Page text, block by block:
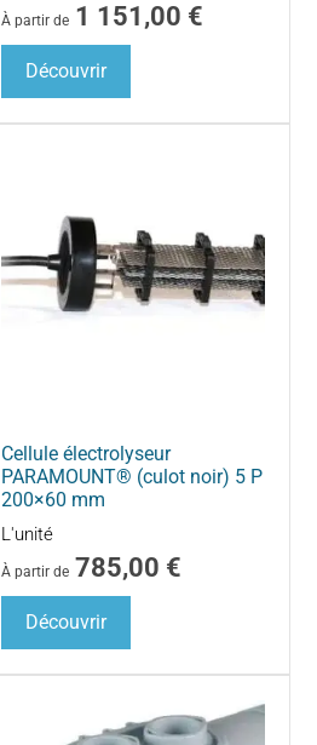
À partir de 1 151,00 €
Découvrir
Cellule électrolyseur
PARAMOUNT® (culot noir) 5 P
200×60 mm
L'unité
À partir de 785,00 €
Découvrir